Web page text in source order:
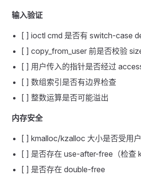
输入验证
[ ] ioctl cmd 是否有 switch-case
[ ] copy_from_user 前是否校验
[ ] 用户传入的指针是否经过
[ ] 数组索引是否有边界检查
[ ] 整数运算是否可能溢出
内存安全
[ ] kmalloc/kzalloc 大小是否受用
[ ] 是否存在 use-after-free（检查
[ ] 是否存在 double-free